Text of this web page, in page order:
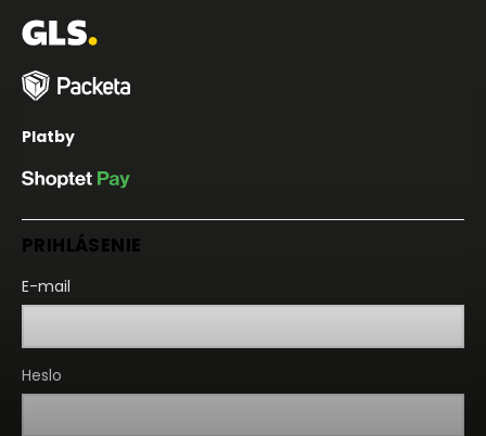
Platby
PRIHLÁSENIE
E-mail
Heslo